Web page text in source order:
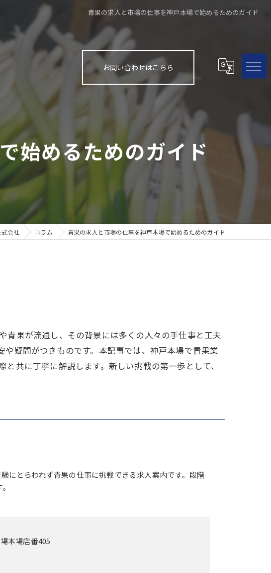
青果の求人と市場の仕事を神戸本場で始めるためのガイド
お問い合わせはこちら
始めるためのガイド
会社 コラム 青果の求人と市場の仕事を神戸本場で始めるためのガイド
青果が流通し、その背景には多くの人々の手仕事と工夫
疑問がつきものです。本記事では、神戸本場で青果業
共に丁寧に解説します。新しい挑戦の第一歩として、
にとらわれず青果の仕事に挑戦できる求人案内です。段階
本場店番405